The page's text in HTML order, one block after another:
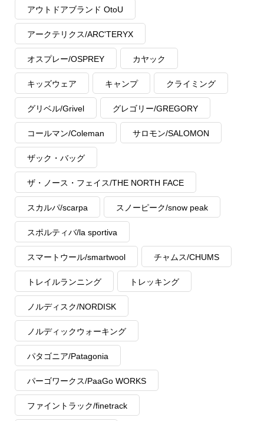
アウトドアブランド OtoU
アークテリクス/ARC'TERYX
オスプレー/OSPREY カヤック
キッズウェア キャンプ クライミング
グリベル/Grivel グレゴリー/GREGORY
コールマン/Coleman サロモン/SALOMON
ザック・バッグ
ザ・ノース・フェイス/THE NORTH FACE
スカルパ/scarpa スノーピーク/snow peak
スポルティバ/la sportiva
スマートウール/smartwool チャムス/CHUMS
トレイルランニング トレッキング
ノルディスク/NORDISK
ノルディックウォーキング
パタゴニア/Patagonia
パーゴワークス/PaaGo WORKS
ファイントラック/finetrack